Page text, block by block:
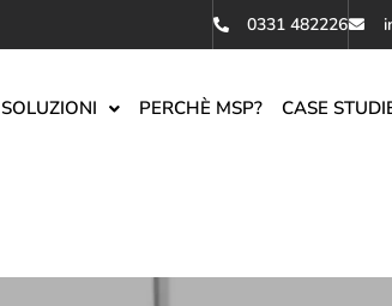
0331 482226
SOLUZIONI PERCHÈ MSP? CASE